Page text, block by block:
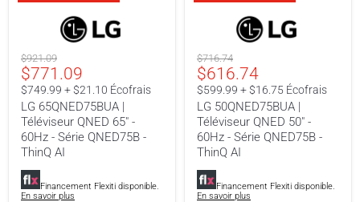
65QNED75BUA
QNED
65"
60Hz
Série
QNED75B
AI
Prix
original
$921.09
Prix
actuel
$771.09
$749.99 + $21.10 Écofrais
LG 65QNED75BUA |
Téléviseur QNED 65" -
60Hz - Série QNED75B -
ThinQ AI
Financement Flexiti disponible.
En savoir plus
50QNED75BUA
QNED
50"
60Hz
Série
QNED75B
AI
Prix
original
$716.74
Prix
actuel
$616.74
$599.99 + $16.75 Écofrais
LG 50QNED75BUA |
Téléviseur QNED 50" -
60Hz - Série QNED75B -
ThinQ AI
Financement Flexiti disponible.
En savoir plus